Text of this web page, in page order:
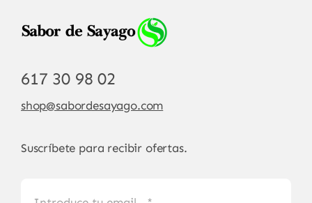
617 30 98 02
shop@sabordesayago.com
Suscríbete para recibir ofertas.